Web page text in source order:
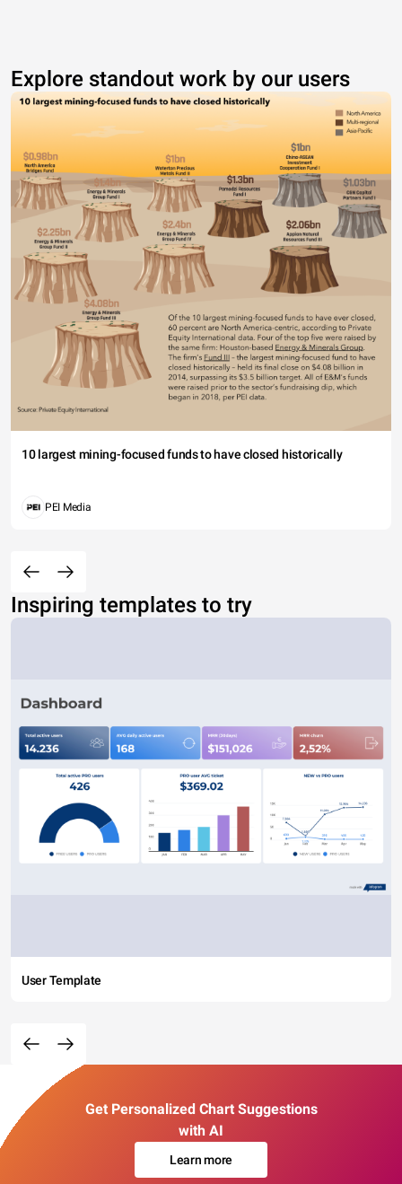
Explore standout work by our users
10 largest mining-focused funds to have closed historically
PEI Media
Inspiring templates to try
User Template
Get Personalized Chart Suggestions
with AI
Learn more